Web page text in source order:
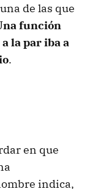
de las que
función
la par iba a
.
en que
indica,